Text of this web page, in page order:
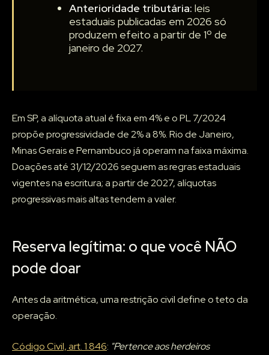
Anterioridade tributária: leis
estaduais publicadas em 2026 só
produzem efeito a partir de 1º de
janeiro de 2027.
Em SP, a alíquota atual é fixa em 4% e o PL 7/2024
propõe progressividade de 2% a 8%. Rio de Janeiro,
Minas Gerais e Pernambuco já operam na faixa máxima.
Doações até 31/12/2026 seguem as regras estaduais
vigentes na escritura; a partir de 2027, alíquotas
progressivas mais altas tendem a valer.
Reserva legítima: o que você NÃO
pode doar
Antes da aritmética, uma restrição civil define o teto da
operação.
Código Civil, art. 1.846: "Pertence aos herdeiros